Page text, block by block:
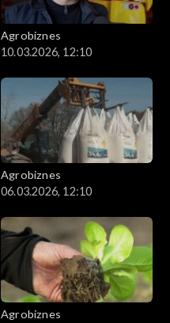
Agrobiznes
10.03.2026, 12:10
Agrobiznes
06.03.2026, 12:10
Agrobiznes